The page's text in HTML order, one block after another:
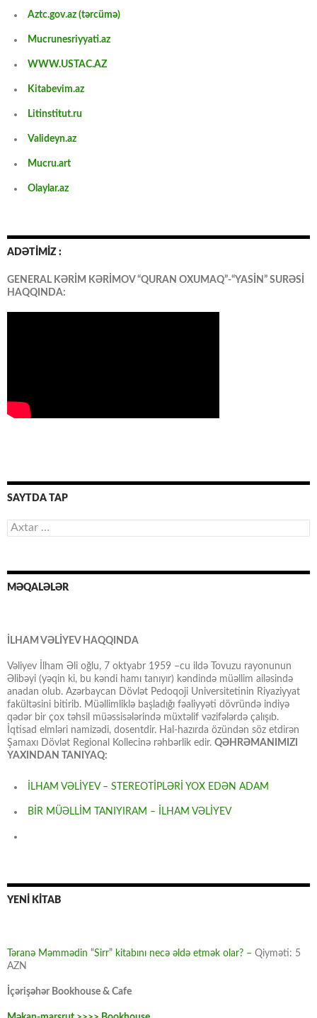
Aztc.gov.az (tərcümə)
Mucrunesriyyati.az
WWW.USTAC.AZ
Kitabevim.az
Litinstitut.ru
Valideyn.az
Mucru.art
Olaylar.az
ADƏTİMİZ :
GENERAL KƏRİM KƏRİMOV “QURAN OXUMAQ”-“YASİN” SURƏSİ
HAQQINDA:
SAYTDA TAP
Axtarış:
MƏQALƏLƏR
İLHAM VƏLİYEV HAQQINDA
Vəliyev İlham Əli oğlu, 7 oktyabr 1959 –cu ildə Tovuzu rayonunun
Əlibəyi (yəqin ki, bu kəndi hamı tanıyır) kəndində müəllim ailəsində
anadan olub. Azərbaycan Dövlət Pedoqoji Universitetinin Riyaziyyat
fakültəsini bitirib. Müəllimliklə başladığı fəaliyyəti dövründə indiyə
qədər bir çox təhsil müəssisələrində müxtəlif vəzifələrdə çalışıb.
İqtisad elmləri namizədi, dosentdir. Hal-hazırda özündən söz etdirən
Şamaxı Dövlət Regional Kollecinə rəhbərlik edir. QƏHRƏMANIMIZI
YAXINDAN TANIYAQ:
İLHAM VƏLİYEV – STEREOTİPLƏRİ YOX EDƏN ADAM
BİR MÜƏLLİM TANIYIRAM – İLHAM VƏLİYEV
YENİ KİTAB
Təranə Məmmədin “Sirr” kitabını necə əldə etmək olar? – Qiyməti: 5
AZN
İçərişəhər Bookhouse & Cafe